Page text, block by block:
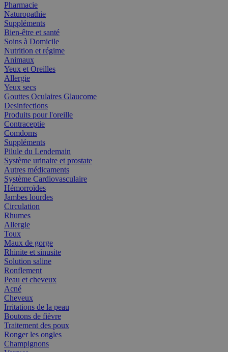
Pharmacie
Naturopathie
Suppléments
Bien-être et santé
Soins à Domicile
Nutrition et régime
Animaux
Yeux et Oreilles
Allergie
Yeux secs
Gouttes Oculaires Glaucome
Desinfections
Produits pour l'oreille
Contraceptie
Comdoms
Suppléments
Pilule du Lendemain
Système urinaire et prostate
Autres médicaments
Système Cardiovasculaire
Hémorroïdes
Jambes lourdes
Circulation
Rhumes
Allergie
Toux
Maux de gorge
Rhinite et sinusite
Solution saline
Ronflement
Peau et cheveux
Acné
Cheveux
Irritations de la peau
Boutons de fièvre
Traitement des poux
Ronger les ongles
Champignons